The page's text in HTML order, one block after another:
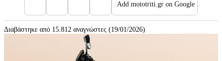
Add mototriti.gr on Google
Διαβάστηκε από 15.812 αναγνώστες (19/01/2026)